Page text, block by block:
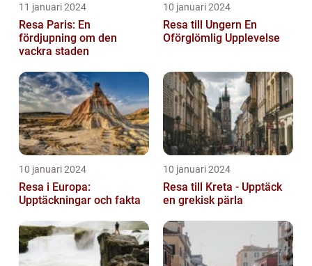
11 januari 2024
Resa Paris: En
fördjupning om den
vackra staden
10 januari 2024
Resa till Ungern En
Oförglömlig Upplevelse
10 januari 2024
Resa i Europa:
Upptäckningar och fakta
10 januari 2024
Resa till Kreta - Upptäck
en grekisk pärla